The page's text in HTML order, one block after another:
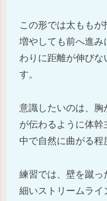
この形では太もも
増やしても前へ進み
わりに距離が伸びな
す。
意識したいのは、胸
が伝わるように体
中で自然に曲がる程
練習では、壁を蹴っ
細いストリームライ